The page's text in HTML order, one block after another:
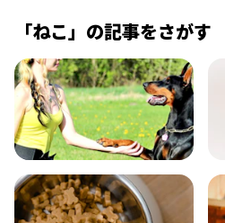
「ねこ」の記事をさがす
飼い方